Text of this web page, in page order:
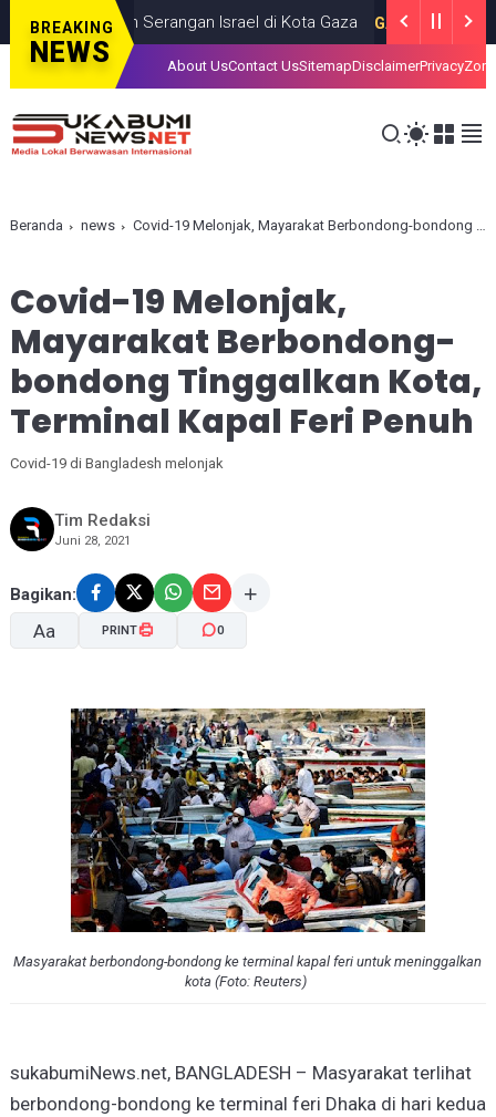
BREAKING
NEWS
dalam Serangan Israel di Kota Gaza GAZA JULY 19, 2026
About UsContact UsSitemapDisclaimerPrivacy
Beranda news Covid-19 Melonjak, Mayarakat Berbondong-bondong Tinggalkan Kota, Terminal Kapal Feri Penuh
Covid-19 Melonjak,
Mayarakat Berbondong-
bondong Tinggalkan Kota,
Terminal Kapal Feri Penuh
Covid-19 di Bangladesh melonjak
Tim Redaksi
Juni 28, 2021
Bagikan:
Aa
A- A+
PRINT 0
Masyarakat berbondong-bondong ke terminal kapal feri untuk meninggalkan
kota (Foto: Reuters)
sukabumiNews.net, BANGLADESH – Masyarakat terlihat
berbondong-bondong ke terminal feri Dhaka di hari kedua